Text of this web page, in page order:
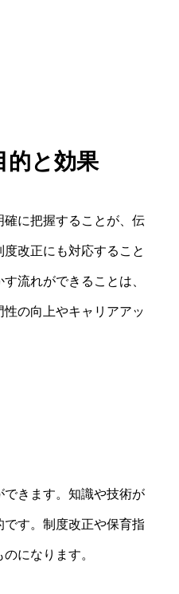
的と効果
に把握することが、伝
改正にも対応すること
流れができることは、
の向上やキャリアアッ
きます。知識や技術が
す。制度改正や保育指
になります。